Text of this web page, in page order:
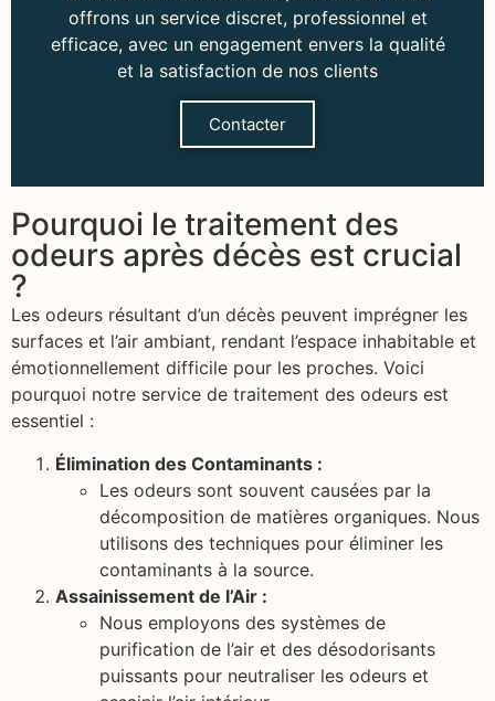
offrons un service discret, professionnel et
efficace, avec un engagement envers la qualité
et la satisfaction de nos clients
Contacter
Pourquoi le traitement des
odeurs après décès est crucial
?
Les odeurs résultant d’un décès peuvent imprégner les
surfaces et l’air ambiant, rendant l’espace inhabitable et
émotionnellement difficile pour les proches. Voici
pourquoi notre service de traitement des odeurs est
essentiel :
Élimination des Contaminants :
Les odeurs sont souvent causées par la
décomposition de matières organiques. Nous
utilisons des techniques pour éliminer les
contaminants à la source.
Assainissement de l’Air :
Nous employons des systèmes de
purification de l’air et des désodorisants
puissants pour neutraliser les odeurs et